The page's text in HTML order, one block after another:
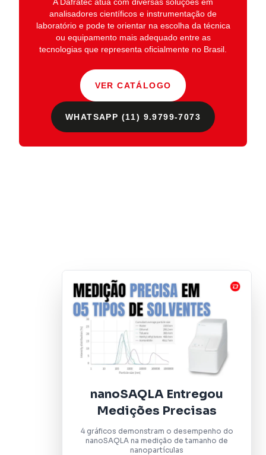
nanoSAQLA Entregou
Medições Precisas
4 gráficos demonstram o desempenho do
nanoSAQLA na medição de tamanho de
nanopartículas
analisadores científicos e instrumentação de
laboratórioe pode te orientar na escolha da técnica
ou equipamento mais adequado entre as
tecnologias que representa oficialmente no Brasil.
VER CATÁLOGO
WHATSAPP (11) 9.9799-7073